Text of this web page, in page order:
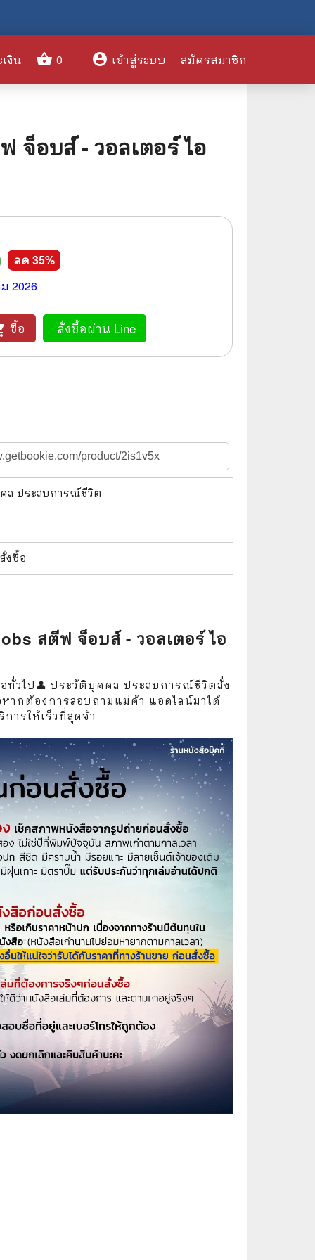
จ็อบส์ - วอลเตอร์ ไอ
ลด 35%
2026
ซื้อ สั่งซื้อผ่าน Line
ล ประสบการณ์ชีวิต
งซื้อ
สตีฟ จ็อบส์ - วอลเตอร์ ไอ
ทั่วไป👤 ประวัติบุคคล ประสบการณ์ชีวิตสั่ง
ากต้องการสอบถามแม่ค้า แอดไลน์มาได้
การให้เร็วที่สุดจ้า
งิน shopping_basket 0 account_circle เข้าสู่ระบบ สมัครสมาชิก
🤹‍♀️ Humor & Entertainment
🏝️ Survival & Emergency
Preparedness
🦸‍♂️ Comics & Graphic Novels
🌠 Astrology
⛪ Religion
🏋️‍♂️ Health and Well-Being
🤳 Social Science
😊 Self-Enrichment
🧒 Children's Books
🐕‍🦺 Animals
🏛️ Politics & Government
⚙️ Engineering & Transportation
⚖️ Law
👤 Biography
🍸 Food and Drink
💃 Hobbies and Collectibles
🧳 Travel Literature
⚽ Sports
🎲 Board Game
2️⃣ Used Board Game บอร์ดเกมมือ
สอง
🎉 Party
🧠 Strategy
🪅 Family